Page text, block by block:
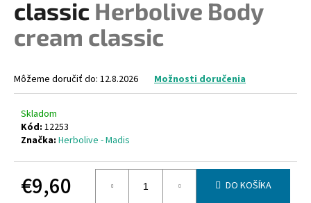
classic Herbolive Body
cream classic
Môžeme doručiť do: 12.8.2026 Možnosti doručenia
Skladom
Kód: 12253
Značka: Herbolive - Madis
€9,60 DO KOŠÍKA
á
j
ť
?
HĽADAŤ